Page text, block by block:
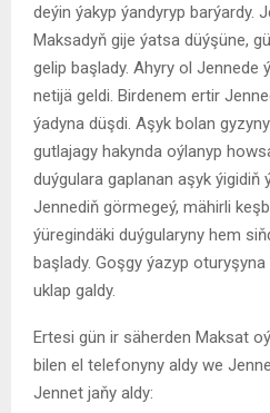
deýin ýakyp ýandyryp barýardy.
Maksadyň gije ýatsa düýşüne,
gelip başlady. Ahyry ol Jennede
netijä geldi. Birdenem ertir
ýadyna düşdi. Aşyk bolan
gutlajagy hakynda oýlanyp
duýgulara gaplanan aşyk ýigidiň
Jennediň görmegeý, mähirli
ýüregindäki duýgularyny hem
başlady. Goşgy ýazyp
uklap galdy.
Ertesi gün ir säherden Maksat
bilen el telefonyny aldy we
Jennet jaňy aldy: